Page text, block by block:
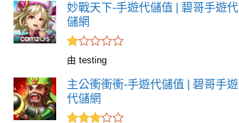
妙戰天下-手遊代儲值 | 碧哥手遊代
儲網
評
1
滿
分
5
由 testing
主公衝衝衝-手遊代儲值 | 碧哥手遊
代儲網